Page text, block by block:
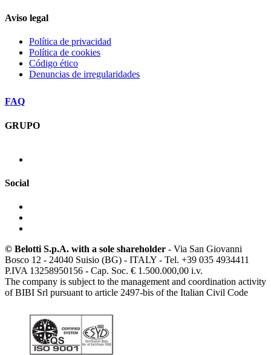
Aviso legal
Política de privacidad
Política de cookies
Código ético
Denuncias de irregularidades
FAQ
GRUPO
Social
© Belotti S.p.A. with a sole shareholder - Via San Giovanni
Bosco 12 - 24040 Suisio (BG) - ITALY - Tel. +39 035 4934411
P.IVA 13258950156 - Cap. Soc. € 1.500.000,00 i.v.
The company is subject to the management and coordination activity
of BIBI Srl pursuant to article 2497-bis of the Italian Civil Code